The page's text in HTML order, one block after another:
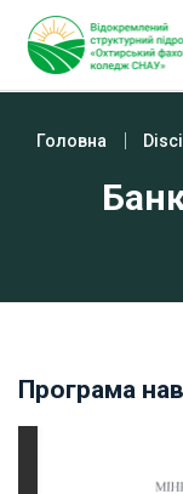
content
Головна
Програма